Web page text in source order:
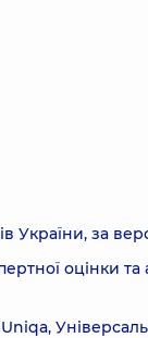
за
оцінки та